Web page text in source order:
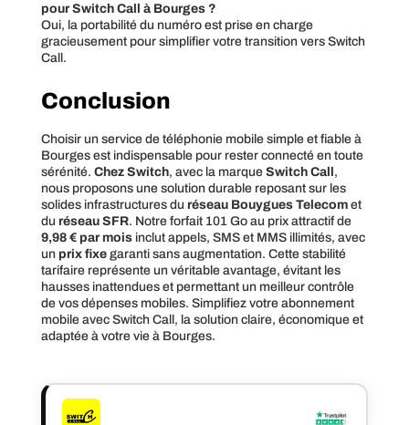
pour Switch Call à Bourges ?
Oui, la portabilité du numéro est prise en charge
gracieusement pour simplifier votre transition vers Switch
Call.
Conclusion
Choisir un service de téléphonie mobile simple et fiable à
Bourges est indispensable pour rester connecté en toute
sérénité. Chez Switch, avec la marque Switch Call,
nous proposons une solution durable reposant sur les
solides infrastructures du réseau Bouygues Telecomet
du réseau SFR. Notre forfait 101 Go au prix attractif de
9,98 € par moisinclut appels, SMS et MMS illimités, avec
un prix fixegaranti sans augmentation. Cette stabilité
tarifaire représente un véritable avantage, évitant les
hausses inattendues et permettant un meilleur contrôle
de vos dépenses mobiles. Simplifiez votre abonnement
mobile avec Switch Call, la solution claire, économique et
adaptée à votre vie à Bourges.